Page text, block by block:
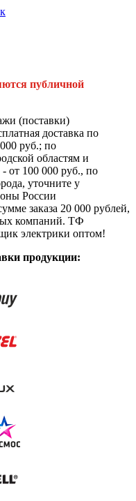
публичной
(поставки)
доставка по
руб.; по
областям и
от 100 000 руб., по
уточните у
России
заказа 20 000 рублей,
компаний. ТФ
электрики оптом!
продукции: